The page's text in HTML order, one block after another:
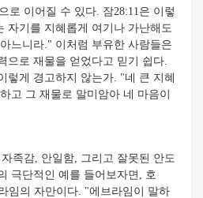
로 이어질 수 있다. 잠28:11은 이렇
자기를 지혜롭게 여기나 가난해도
느니라." 이처럼 부유한 사람들은
으로 재물을 얻었다고 믿기 쉽다.
렇게 경고하지 않는가. "네 큰 지혜
고 그 재물로 말미암아 네 마음이
족감, 안일함, 그리고 잘못된 안도
극단적인 예를 들어보자면, 호
임의 자만이다. "에브라임이 말하